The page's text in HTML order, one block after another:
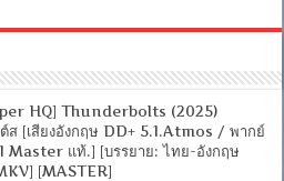
HQ] Thunderbolts (2025)
ส [เสียงอังกฤษ DD+ 5.1.Atmos / พากย์
Master แท้.] [บรรยาย: ไทย-อังกฤษ
[MASTER]